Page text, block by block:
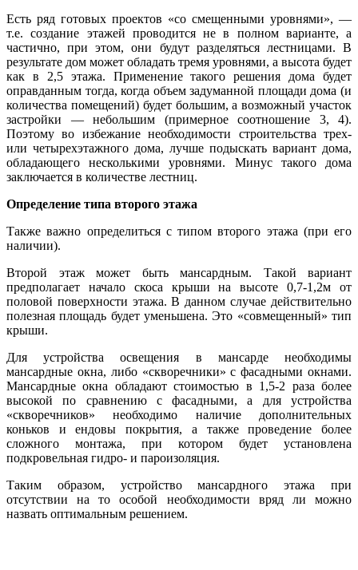
Есть ряд готовых проектов «со смещенными уровнями», —
т.е. создание этажей проводится не в полном варианте, а
частично, при этом, они будут разделяться лестницами. В
результате дом может обладать тремя уровнями, а высота будет
как в 2,5 этажа. Применение такого решения дома будет
оправданным тогда, когда объем задуманной площади дома (и
количества помещений) будет большим, а возможный участок
застройки — небольшим (примерное соотношение 3, 4).
Поэтому во избежание необходимости строительства трех-
или четырехэтажного дома, лучше подыскать вариант дома,
обладающего несколькими уровнями. Минус такого дома
заключается в количестве лестниц.
Определение типа второго этажа
Также важно определиться с типом второго этажа (при его
наличии).
Второй этаж может быть мансардным. Такой вариант
предполагает начало скоса крыши на высоте 0,7-1,2м от
половой поверхности этажа. В данном случае действительно
полезная площадь будет уменьшена. Это «совмещенный» тип
крыши.
Для устройства освещения в мансарде необходимы
мансардные окна, либо «скворечники» с фасадными окнами.
Мансардные окна обладают стоимостью в 1,5-2 раза более
высокой по сравнению с фасадными, а для устройства
«скворечников» необходимо наличие дополнительных
коньков и ендовы покрытия, а также проведение более
сложного монтажа, при котором будет установлена
подкровельная гидро- и пароизоляция.
Таким образом, устройство мансардного этажа при
отсутствии на то особой необходимости вряд ли можно
назвать оптимальным решением.